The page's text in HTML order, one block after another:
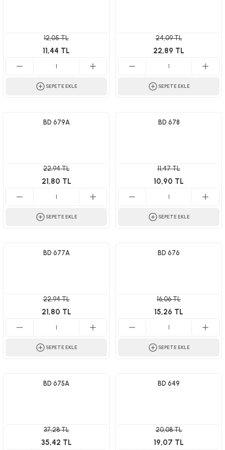
12,05 TL
11,44 TL
SEPETE EKLE
24,09 TL
22,89 TL
SEPETE EKLE
BD 679A
22,94 TL
21,80 TL
SEPETE EKLE
BD 678
11,47 TL
10,90 TL
SEPETE EKLE
BD 677A
22,94 TL
21,80 TL
SEPETE EKLE
BD 676
16,06 TL
15,26 TL
SEPETE EKLE
BD 675A
37,28 TL
35,42 TL
BD 649
20,08 TL
19,07 TL